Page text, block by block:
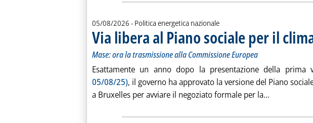
05/08/2026 - Politica energetica nazionale
Via libera al Piano sociale per il
Mase: ora la trasmissione alla Commissione Europea
Esattamente un anno dopo la presentazione della prima
05/08/25), il governo ha approvato la versione del Piano
a Bruxelles per avviare il negoziato formale per la... Leggi